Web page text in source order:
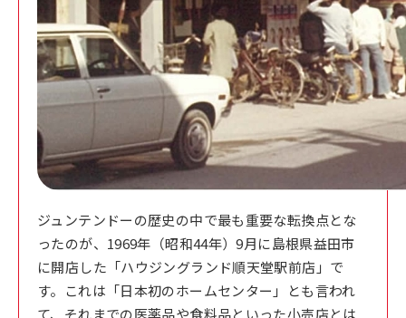
ジュンテンドーの歴史の中で最も重要な転換点とな
ったのが、1969年（昭和44年）9月に島根県益田市
に開店した「ハウジングランド順天堂駅前店」で
す。これは「日本初のホームセンター」とも言われ